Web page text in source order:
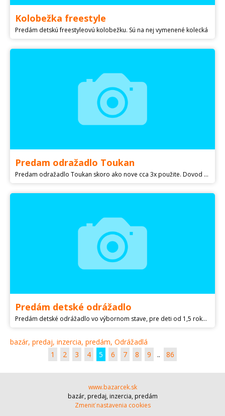
Kolobežka freestyle
Predám detskú freestyleovú kolobežku. Sú na nej vymenené kolecká
Predam odražadlo Toukan
Predam odražadlo Toukan skoro ako nove cca 3x použite. Dovod predaja Dcerku nezaujalo nechce na nom chodit. Nove stalo 50eur. Terajšia cena 30eur. Pri Važnom zaujme menšia dohoda a po dohode možnost doniest do Košic.
Predám detské odrážadlo
Predám detské odrážadlo vo výbornom stave, pre deti od 1,5 roka. Komunikácia len cez sms alebo email. Ďakujem.
bazár, predaj, inzercia, predám, Odrážadlá
1
2 3 4 5 6 7 8 9 .. 86
www.bazarcek.sk
bazár, predaj, inzercia, predám
Zmeniť nastavenia cookies